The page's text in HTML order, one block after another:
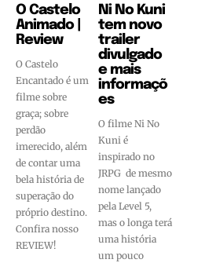
O Castelo
Animado |
Review
O Castelo
Encantado é um
filme sobre
graça; sobre
perdão
imerecido, além
de contar uma
bela história de
superação do
próprio destino.
Confira nosso
REVIEW!
Ni No Kuni
tem novo
trailer
divulgado
e mais
informaçõ
es
O filme Ni No
Kuni é
inspirado no
JRPG de mesmo
nome lançado
pela Level 5,
mas o longa terá
uma história
um pouco